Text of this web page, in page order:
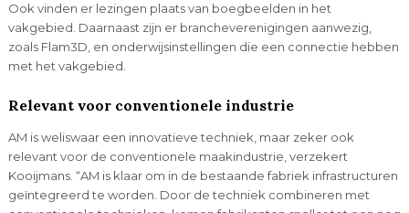
Ook vinden er lezingen plaats van boegbeelden in het
vakgebied. Daarnaast zijn er brancheverenigingen aanwezig,
zoals Flam3D, en onderwijsinstellingen die een connectie hebben
met het vakgebied.
Relevant voor conventionele industrie
AM is weliswaar een innovatieve techniek, maar zeker ook
relevant voor de conventionele maakindustrie, verzekert
Kooijmans. “AM is klaar om in de bestaande fabriek infrastructuren
geïntegreerd te worden. Door de techniek combineren met